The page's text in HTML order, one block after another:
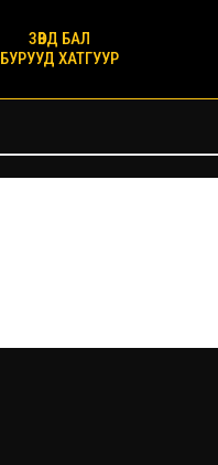
ЗӨВД БАЛ
БУРУУД ХАТГУУР